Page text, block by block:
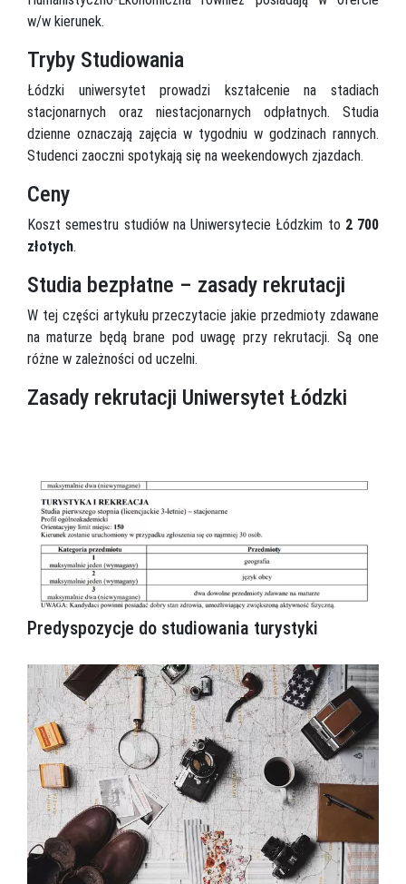
w/w kierunek.
Tryby Studiowania
Łódzki uniwersytet prowadzi kształcenie na stadiach
stacjonarnych oraz niestacjonarnych odpłatnych. Studia
dzienne oznaczają zajęcia w tygodniu w godzinach rannych.
Studenci zaoczni spotykają się na weekendowych zjazdach.
Ceny
Koszt semestru studiów na Uniwersytecie Łódzkim to 2 700
złotych.
Studia bezpłatne – zasady rekrutacji
W tej części artykułu przeczytacie jakie przedmioty zdawane
na maturze będą brane pod uwagę przy rekrutacji. Są one
różne w zależności od uczelni.
Zasady rekrutacji Uniwersytet Łódzki
Predyspozycje do studiowania turystyki